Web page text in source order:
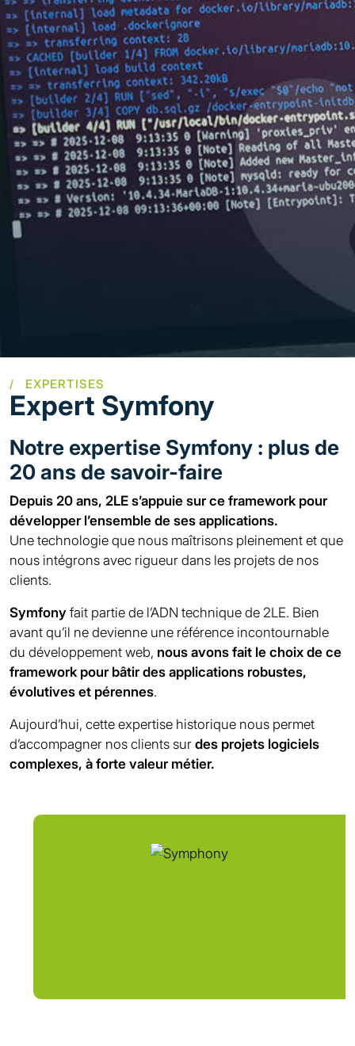
Expert Symfony
Notre expertise Symfony : plus de
20 ans de savoir-faire
Depuis 20 ans, 2LE s’appuie sur ce framework pour
développer l’ensemble de ses applications.
Une technologie que nous maîtrisons pleinement et que
nous intégrons avec rigueur dans les projets de nos
clients.
Symfonyfait partie de l’ADN technique de 2LE. Bien
avant qu’il ne devienne une référence incontournable
du développement web, nous avons fait le choix de ce
framework pour bâtir des applications robustes,
évolutives et pérennes.
Aujourd’hui, cette expertise historique nous permet
d’accompagner nos clients surdes projets logiciels
complexes, à forte valeur métier.